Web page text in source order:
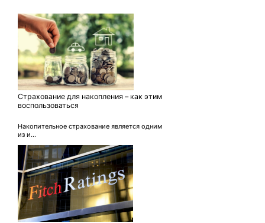
Страхование для накопления – как этим
воспользоваться
Накопительное страхование является одним
из и...